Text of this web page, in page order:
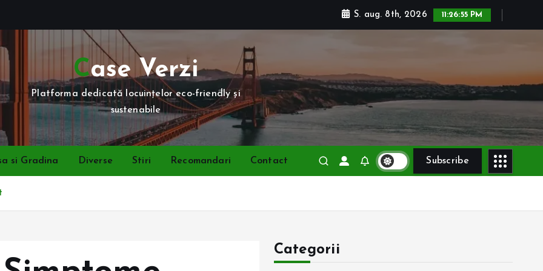
S. aug. 8th, 2026 11:26:56 PM
Case Verzi
Platforma dedicată locuințelor eco-friendly și
sustenabile
si Gradina Diverse Stiri Recomandari Contact Subscribe
Categorii